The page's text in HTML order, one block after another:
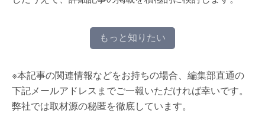
もっと知りたい
※本記事の関連情報などをお持ちの場合、編集部直通の
下記メールアドレスまでご一報いただければ幸いです。
弊社では取材源の秘匿を徹底しています。